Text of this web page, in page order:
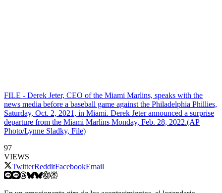
FILE - Derek Jeter, CEO of the Miami Marlins, speaks with the
news media before a baseball game against the Philadelphia Phillies,
Saturday, Oct. 2, 2021, in Miami. Derek Jeter announced a surprise
departure from the Miami Marlins Monday, Feb. 28, 2022.(AP
Photo/Lynne Sladky, File)
97
VIEWS
TwitterRedditFacebookEmail